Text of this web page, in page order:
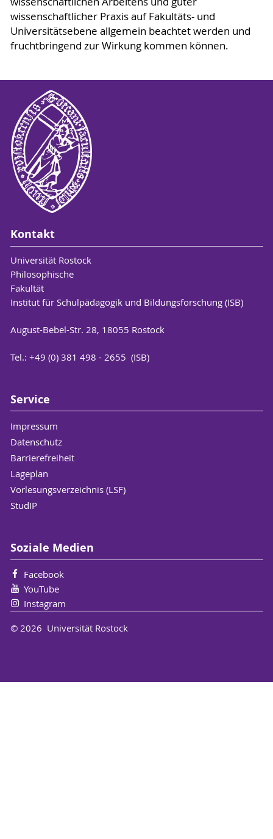
wissenschaftlicher Praxis auf Fakultäts- und
Universitätsebene allgemein beachtet werden und
fruchtbringend zur Wirkung kommen können.
Kontakt
Universität
Philosophische
Institut für Schulpädagogik und Bildungsforschung (ISB)
August-Bebel-Str. 28, 18055 Rostock
Tel.: +49 (0) 381 498 - 2655 (ISB)
Service
Impressum
Datenschutz
Barrierefreiheit
Lageplan
Vorlesungsverzeichnis (LSF)
StudIP
Soziale Medien
Facebook
YouTube
Instagram
© 2026 Universität Rostock